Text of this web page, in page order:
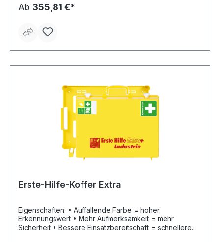
Verstellbare Inneineinteilung und transparente
Abdeckplatten • Siebdruckbeschriftung und
Stopp-Arretierung, Lieferung inklusive Wandhalterung
mm Farbe: orange
Ab 355,81 €*
Erste-Hilfe-Koffer Extra
Eigenschaften: • Auffallende Farbe = hoher
Erkennungswert • Mehr Aufmerksamkeit = mehr
Sicherheit • Bessere Einsatzbereitschaft = schnellere